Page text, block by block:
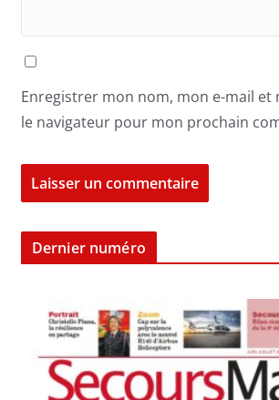
Enregistrer mon nom, mon e-mail et
le navigateur pour mon prochain
Dernier numéro